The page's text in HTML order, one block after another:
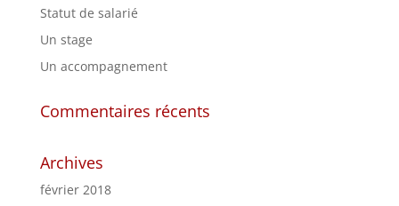
Statut de salarié
Un stage
Un accompagnement
Commentaires récents
Archives
février 2018